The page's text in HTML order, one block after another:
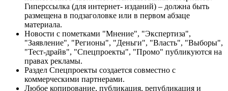
Гиперссылка (для интернет- изданий) – должна быть
размещена в подзаголовке или в первом абзаце
материала.
Новости с пометками "Мнение", "Экспертиза",
"Заявление", "Регионы", "Деньги", "Власть", "Выборы",
"Тест-драйв", "Спецпроекты", "Промо" публикуются на
правах рекламы.
Раздел Спецпроекты создается совместно с
коммерческими партнерами.
Любое копирование, публикация, републикация и